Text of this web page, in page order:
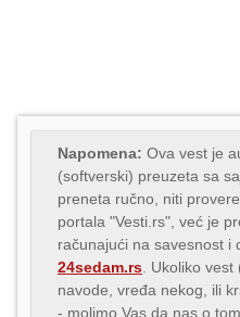
Napomena: Ova vest je
(softverski) preuzeta sa
preneta ručno, niti
portala "Vesti.rs", već je
računajući na savesnost i
24sedam.rs . Ukoliko
navode, vređa nekog, ili
- molimo Vas da nas o